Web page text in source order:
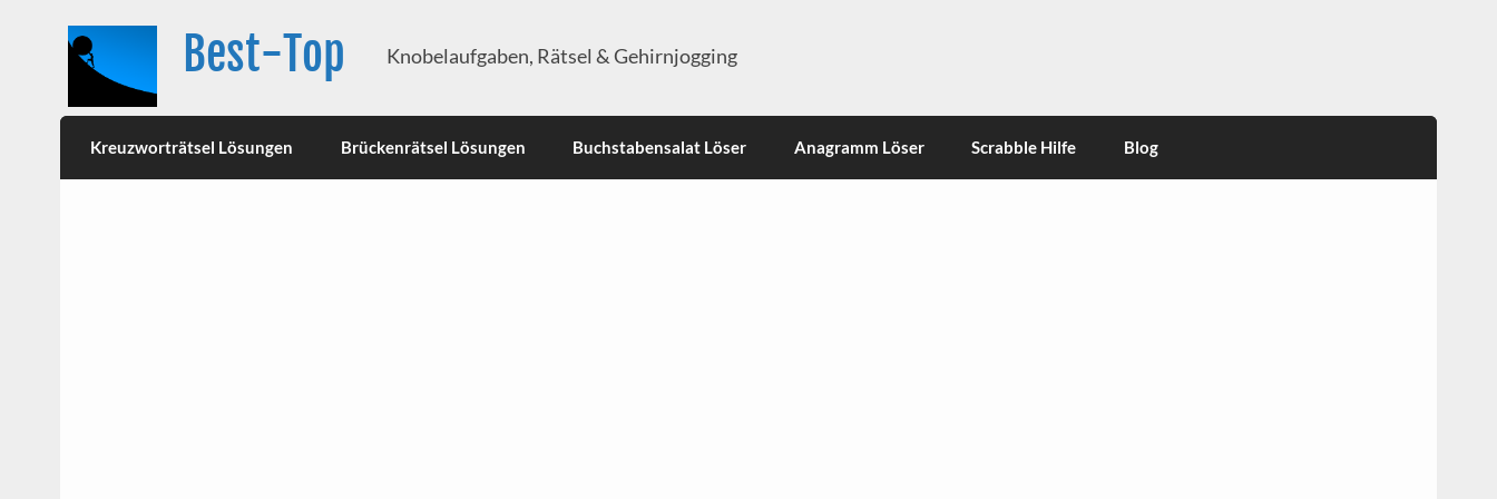
Best-Top Knobelaufgaben, Rätsel & Gehirnjogging
Kreuzworträtsel Lösungen Brückenrätsel Lösungen Buchstabensalat Löser Anagramm Löser Scrabble Hilfe Blog